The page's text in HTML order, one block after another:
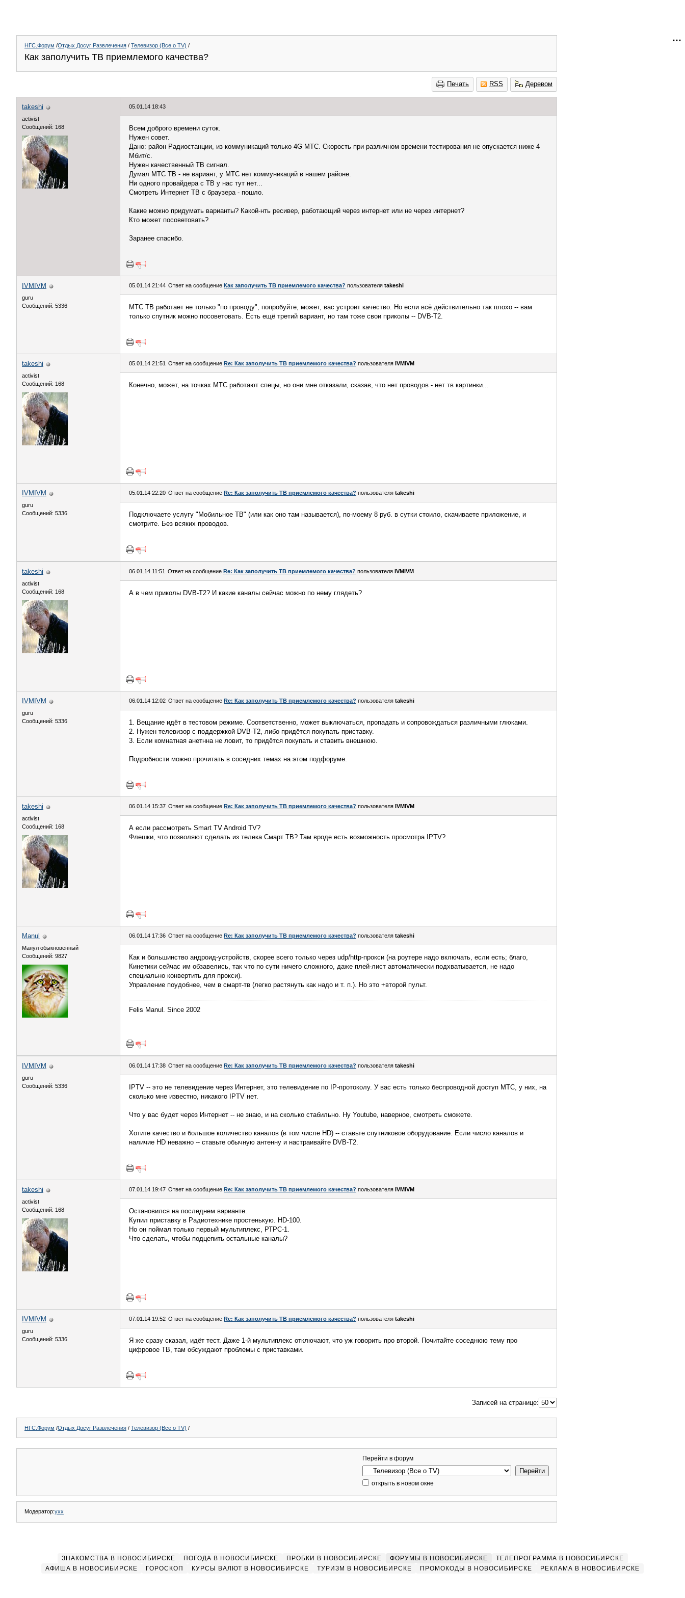
НГС.Форум /Отдых Досуг Развлечения / Телевизор (Все о TV) /
Как заполучить ТВ приемлемого качества?
Печать RSS Деревом
takeshi
activist
Сообщений: 168
05.01.14 18:43
Всем доброго времени суток.
Нужен совет.
Дано: район Радиостанции, из коммуникаций только 4G МТС. Скорость при различном времени тестирования не опускается ниже 4
Мбит/с.
Нужен качественный ТВ сигнал.
Думал МТС ТВ - не вариант, у МТС нет коммуникаций в нашем районе.
Ни одного провайдера с ТВ у нас тут нет...
Смотреть Интернет ТВ с браузера - пошло.
Какие можно придумать варианты? Какой-нть ресивер, работающий через интернет или не через интернет?
Кто может посоветовать?
Заранее спасибо.
IVMIVM
guru
Сообщений: 5336
05.01.14 21:44 Ответ на сообщение Как заполучить ТВ приемлемого качества? пользователя takeshi
МТС ТВ работает не только "по проводу", попробуйте, может, вас устроит качество. Но если всё действительно так плохо -- вам
только спутник можно посоветовать. Есть ещё третий вариант, но там тоже свои приколы -- DVB-T2.
takeshi
activist
Сообщений: 168
05.01.14 21:51 Ответ на сообщение Re: Как заполучить ТВ приемлемого качества? пользователя IVMIVM
Конечно, может, на точках МТС работают спецы, но они мне отказали, сказав, что нет проводов - нет тв картинки...
IVMIVM
guru
Сообщений: 5336
05.01.14 22:20 Ответ на сообщение Re: Как заполучить ТВ приемлемого качества? пользователя takeshi
Подключаете услугу "Мобильное ТВ" (или как оно там называется), по-моему 8 руб. в сутки стоило, скачиваете приложение, и
смотрите. Без всяких проводов.
takeshi
activist
Сообщений: 168
06.01.14 11:51 Ответ на сообщение Re: Как заполучить ТВ приемлемого качества? пользователя IVMIVM
А в чем приколы DVB-T2? И какие каналы сейчас можно по нему глядеть?
IVMIVM
guru
Сообщений: 5336
06.01.14 12:02 Ответ на сообщение Re: Как заполучить ТВ приемлемого качества? пользователя takeshi
1. Вещание идёт в тестовом режиме. Соответственно, может выключаться, пропадать и сопровождаться различными глюками.
2. Нужен телевизор с поддержкой DVB-T2, либо придётся покупать приставку.
3. Если комнатная анетнна не ловит, то придётся покупать и ставить внешнюю.
Подробности можно прочитать в соседних темах на этом подфоруме.
takeshi
activist
Сообщений: 168
06.01.14 15:37 Ответ на сообщение Re: Как заполучить ТВ приемлемого качества? пользователя IVMIVM
А если рассмотреть Smart TV Android TV?
Флешки, что позволяют сделать из телека Смарт ТВ? Там вроде есть возможность просмотра IPTV?
Manul
Манул обыкновенный
Сообщений: 9827
06.01.14 17:36 Ответ на сообщение Re: Как заполучить ТВ приемлемого качества? пользователя takeshi
Как и большинство андроид-устройств, скорее всего только через udp/http-прокси (на роутере надо включать, если есть; благо,
Кинетики сейчас им обзавелись, так что по сути ничего сложного, даже плей-лист автоматически подхватывается, не надо
специально конвертить для прокси).
Управление поудобнее, чем в смарт-тв (легко растянуть как надо и т. п.). Но это +второй пульт.
Felis Manul. Since 2002
IVMIVM
guru
Сообщений: 5336
06.01.14 17:38 Ответ на сообщение Re: Как заполучить ТВ приемлемого качества? пользователя takeshi
IPTV -- это не телевидение через Интернет, это телевидение по IP-протоколу. У вас есть только беспроводной доступ МТС, у них, на
сколько мне известно, никакого IPTV нет.
Что у вас будет через Интернет -- не знаю, и на сколько стабильно. Ну Youtube, наверное, смотреть сможете.
Хотите качество и большое количество каналов (в том числе HD) -- ставьте спутниковое оборудование. Если число каналов и
наличие HD неважно -- ставьте обычную антенну и настраивайте DVB-T2.
takeshi
activist
Сообщений: 168
07.01.14 19:47 Ответ на сообщение Re: Как заполучить ТВ приемлемого качества? пользователя IVMIVM
Остановился на последнем варианте.
Купил приставку в Радиотехнике простенькую. HD-100.
Но он поймал только первый мультиплекс, РТРС-1.
Что сделать, чтобы подцепить остальные каналы?
IVMIVM
guru
Сообщений: 5336
07.01.14 19:52 Ответ на сообщение Re: Как заполучить ТВ приемлемого качества? пользователя takeshi
Я же сразу сказал, идёт тест. Даже 1-й мультиплекс отключают, что уж говорить про второй. Почитайте соседнюю тему про
цифровое ТВ, там обсуждают проблемы с приставками.
Записей на странице:
НГС.Форум /Отдых Досуг Развлечения / Телевизор (Все о TV) /
Перейти в форум
открыть в новом окне
Модератор:yxx
ЗНАКОМСТВА В НОВОСИБИРСКЕ ПОГОДА В НОВОСИБИРСКЕ ПРОБКИ В НОВОСИБИРСКЕ ФОРУМЫ В НОВОСИБИРСКЕ
ТЕЛЕПРОГРАММА В НОВОСИБИРСКЕ
АФИША В НОВОСИБИРСКЕ
ГОРОСКОП КУРСЫ ВАЛЮТ В НОВОСИБИРСКЕ ТУРИЗМ В НОВОСИБИРСКЕ ПРОМОКОДЫ В НОВОСИБИРСКЕ РЕКЛАМА В НОВОСИБИРСКЕ